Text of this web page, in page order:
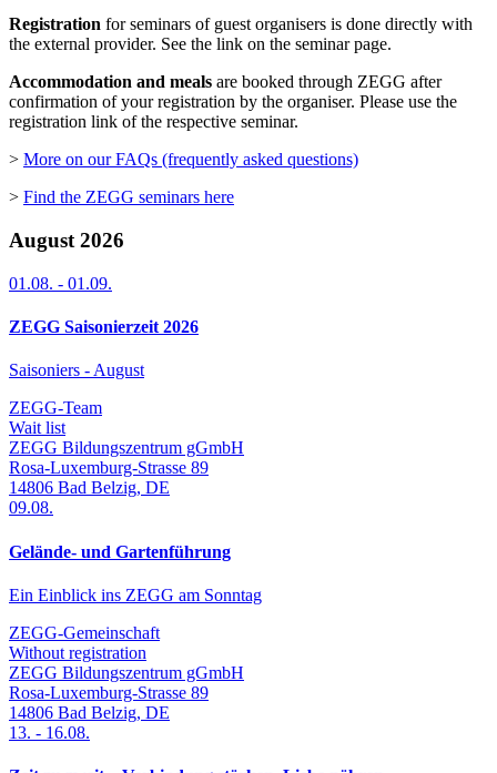
Registration for seminars of guest organisers is done directly with
the external provider. See the link on the seminar page.
Accommodation and meals are booked through ZEGG after
confirmation of your registration by the organiser. Please use the
registration link of the respective seminar.
> More on our FAQs (frequently asked questions)
> Find the ZEGG seminars here
August 2026
01.08. - 01.09.
ZEGG Saisonierzeit 2026
Saisoniers - August
ZEGG-Team
Wait list
ZEGG Bildungszentrum gGmbH
Rosa-Luxemburg-Strasse 89
14806 Bad Belzig, DE
09.08.
Gelände- und Gartenführung
Ein Einblick ins ZEGG am Sonntag
ZEGG-Gemeinschaft
Without registration
ZEGG Bildungszentrum gGmbH
Rosa-Luxemburg-Strasse 89
14806 Bad Belzig, DE
13. - 16.08.